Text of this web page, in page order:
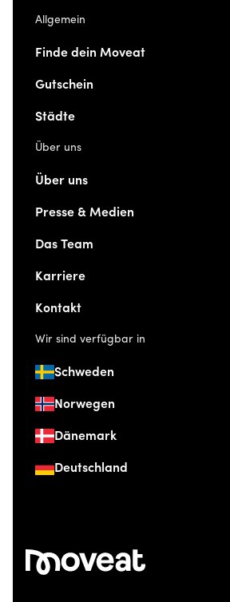
Allgemein
Finde dein Moveat
Gutschein
Städte
Über uns
Über uns
Presse & Medien
Das Team
Karriere
Kontakt
Wir sind verfügbar in
Schweden
Norwegen
Dänemark
Deutschland